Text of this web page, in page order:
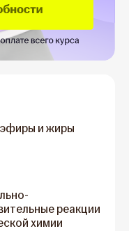
и жиры
реакции
химии